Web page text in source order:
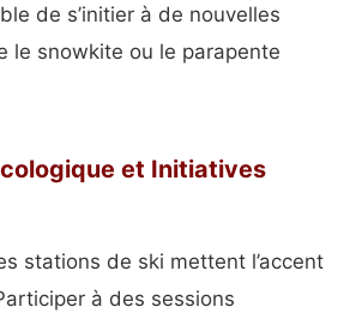
de s’initier à de nouvelles
le snowkite ou le parapente
et Initiatives
stations de ski mettent l’accent
à des sessions